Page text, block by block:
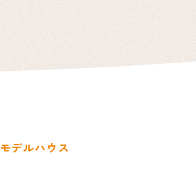
モデルハウス